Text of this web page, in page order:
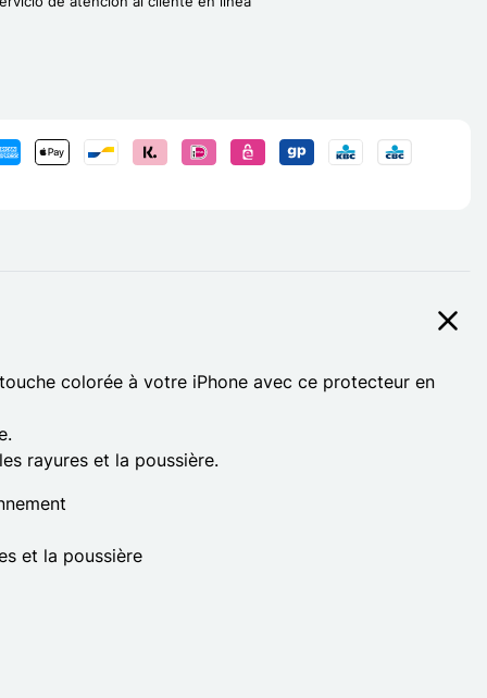
colorée à votre iPhone avec ce protecteur en
rayures et la poussière.
et la poussière